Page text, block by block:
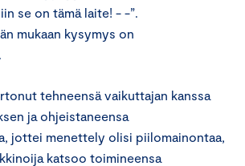
se on tämä laite! - -”.
mukaan kysymys on
tehneensä vaikuttajan kanssa
ja ohjeistaneensa
jottei menettely olisi piilomainontaa,
katsoo toimineensa